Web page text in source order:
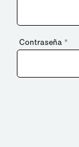
Contraseña *